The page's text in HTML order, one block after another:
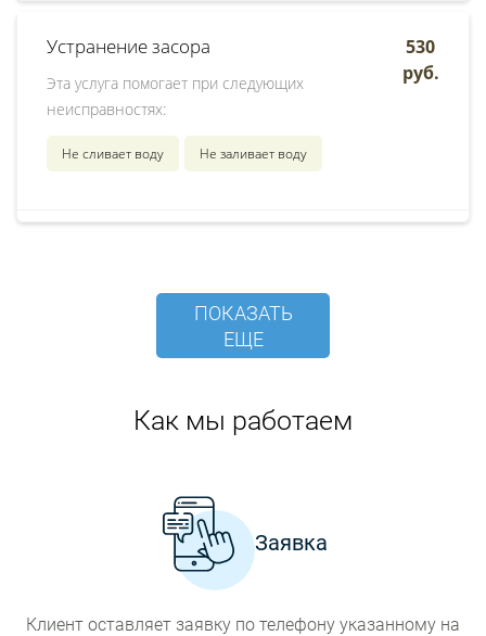
Устранение засора
Эта услуга помогает при следующих
неисправностях:
Не сливает воду Не заливает воду
530
руб.
ПОКАЗАТЬ
ЕЩЕ
Как мы работаем
Заявка
Клиент оставляет заявку по телефону указанному на